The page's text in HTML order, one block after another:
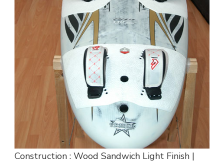
Construction : Wood Sandwich Light Finish |